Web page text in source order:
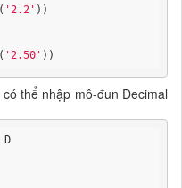
'2.2' ))
'2.50' ))
thể nhập mô-đun Decimal
D